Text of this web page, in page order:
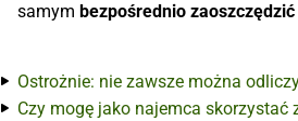
samym bezpośrednio
Ostrożnie: nie zawsze można
Czy mogę jako najemca skorzystać